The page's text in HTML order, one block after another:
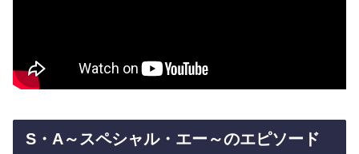
S・A～スペシャル・エー～のエピソード